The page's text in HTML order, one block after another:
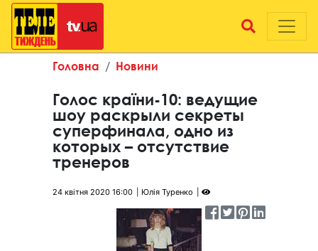
Головна Новини
Голос країни-10: ведущие
шоу раскрыли секреты
суперфинала, одно из
которых – отсутствие
тренеров
24 квітня 2020 16:00 Юлія Туренко